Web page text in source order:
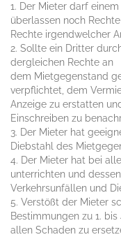
1. Der Mieter darf
überlassen noch
Rechte irgendwelcher
2. Sollte ein Dritter
dergleichen Rechte an
dem Mietgegenstand
verpflichtet, dem
Anzeige zu erstatten
Einschreiben zu
3. Der Mieter hat
Diebstahl des
4. Der Mieter hat bei
unterrichten und
Verkehrsunfällen und
5. Verstößt der Mieter
Bestimmungen zu 1.
allen Schaden zu